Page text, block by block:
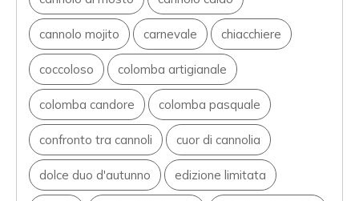
cannolo mojito carnevale chiacchiere
coccoloso colomba artigianale
colomba candore colomba pasquale
confronto tra cannoli cuor di cannolia
dolce duo d'autunno edizione limitata